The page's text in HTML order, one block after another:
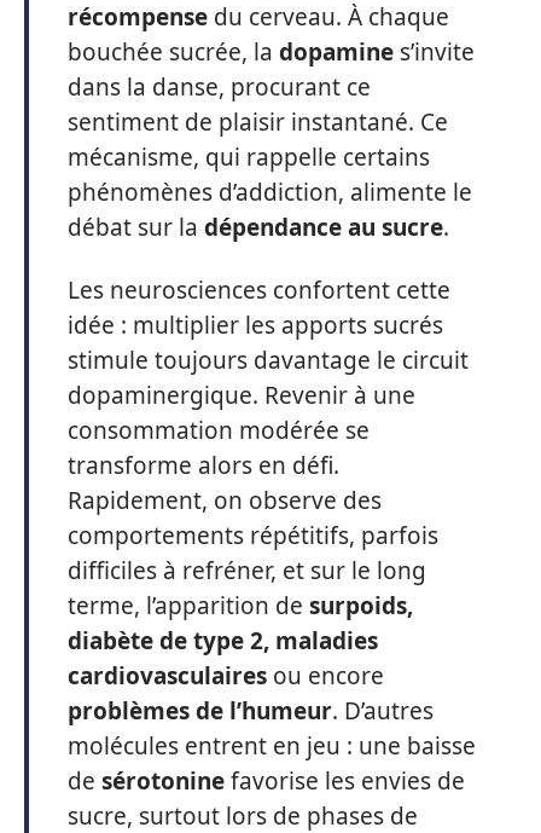
récompense du cerveau. À chaque
bouchée sucrée, la dopamine s’invite
dans la danse, procurant ce
sentiment de plaisir instantané. Ce
mécanisme, qui rappelle certains
phénomènes d’addiction, alimente le
débat sur la dépendance au sucre.
Les neurosciences confortent cette
idée : multiplier les apports sucrés
stimule toujours davantage le circuit
dopaminergique. Revenir à une
consommation modérée se
transforme alors en défi.
Rapidement, on observe des
comportements répétitifs, parfois
difficiles à refréner, et sur le long
terme, l’apparition de surpoids,
diabète de type 2, maladies
cardiovasculaires ou encore
problèmes de l’humeur. D’autres
molécules entrent en jeu : une baisse
de sérotoninefavorise les envies de
sucre, surtout lors de phases de